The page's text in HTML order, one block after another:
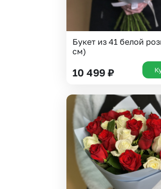
Букет из 41 белой
см)
10 499 ₽